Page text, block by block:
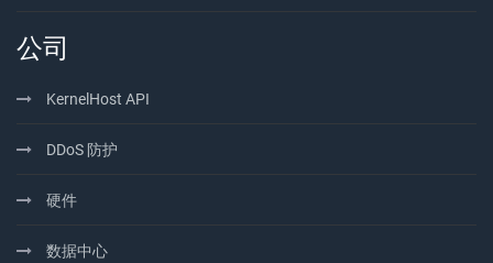
公司
KernelHost API
DDoS 防护
硬件
数据中心